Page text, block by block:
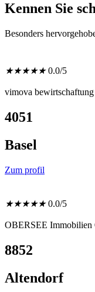
Kennen Sie
Besonders
★★★★★ 0.0/5
vimova bewirtschaftung
4051
Basel
Zum profil
★★★★★ 0.0/5
OBERSEE Immobilien
8852
Altendorf